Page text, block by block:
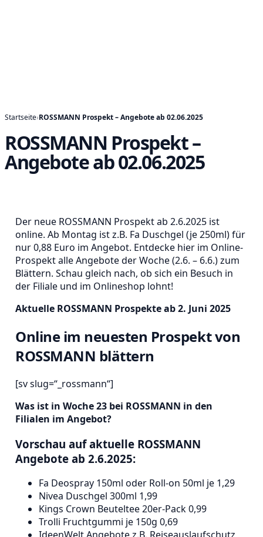
Startseite›ROSSMANN Prospekt – Angebote ab 02.06.2025
ROSSMANN Prospekt –
Angebote ab 02.06.2025
Der neue ROSSMANN Prospekt ab 2.6.2025 ist
online. Ab Montag ist z.B. Fa Duschgel (je 250ml) für
nur 0,88 Euro im Angebot. Entdecke hier im Online-
Prospekt alle Angebote der Woche (2.6. – 6.6.) zum
Blättern. Schau gleich nach, ob sich ein Besuch in
der Filiale und im Onlineshop lohnt!
Aktuelle ROSSMANN Prospekte ab 2. Juni 2025
Online im neuesten Prospekt von
ROSSMANN blättern
[sv slug=“_rossmann“]
Was ist in Woche 23 bei ROSSMANN in den
Filialen im Angebot?
Vorschau auf aktuelle ROSSMANN
Angebote ab 2.6.2025:
Fa Deospray 150ml oder Roll-on 50ml je 1,29
Nivea Duschgel 300ml 1,99
Kings Crown Beuteltee 20er-Pack 0,99
Trolli Fruchtgummi je 150g 0,69